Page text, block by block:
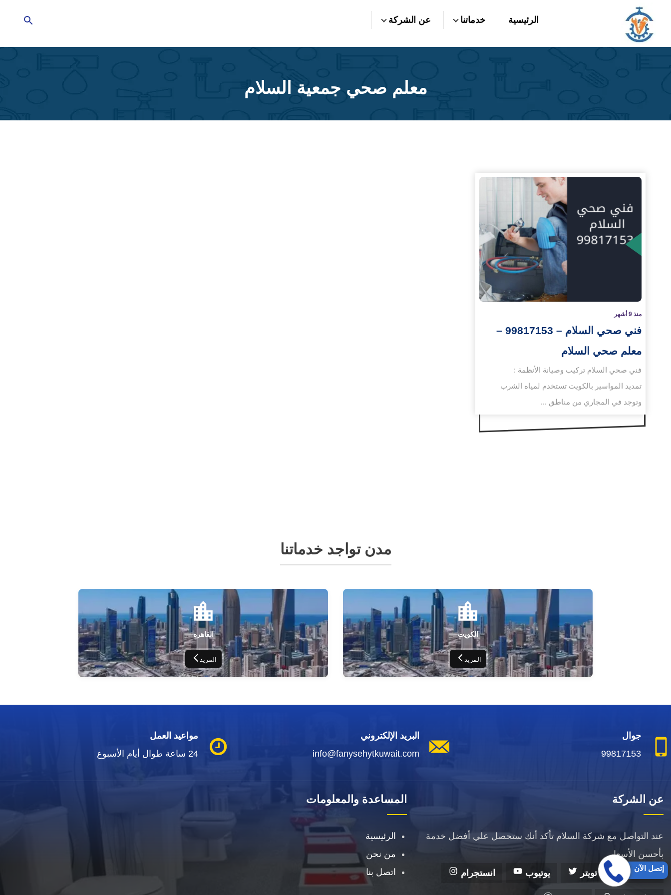
المحتوى
الرئيسية خدماتنا عن الشركة
معلم صحي جمعية السلام
منذ 9 أشهر
فني صحي السلام – 99817153 –
معلم صحي السلام
فني صحي السلام تركيب وصيانة الأنظمة :
تمديد المواسير بالكويت تستخدم لمياه الشرب
وتوجد في المجاري من مناطق ...
مدن تواجد خدماتنا
الكويت
المزيد
القاهره
المزيد
جوال
99817153
البريد الإلكتروني
info@fanysehytkuwait.com
مواعيد العمل
24 ساعة طوال أيام الأسبوع
عن الشركة
عند التواصل مع شركة السلام تأكد أنك ستحصل علي أفضل خدمة
بأحسن الأسعار.
فيسبوك
تويتر يوتيوب انستجرام
المساعدة والمعلومات
الرئيسية
من نحن
اتصل بنا
إتصل الآن